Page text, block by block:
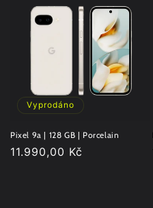
Vyprodáno
Pixel 9a | 128 GB | Porcelain
Běžná
11.990,00 Kč